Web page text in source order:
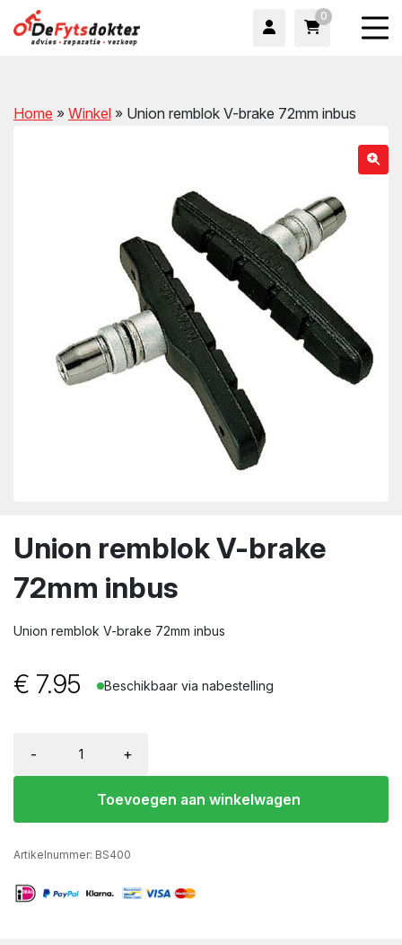
0
Home » Winkel » Union remblok V-brake 72mm inbus
Union remblok V-brake
72mm inbus
Union remblok V-brake 72mm inbus
€ 7.95 Beschikbaar via nabestelling
- +
Toevoegen aan winkelwagen
Artikelnummer: BS400